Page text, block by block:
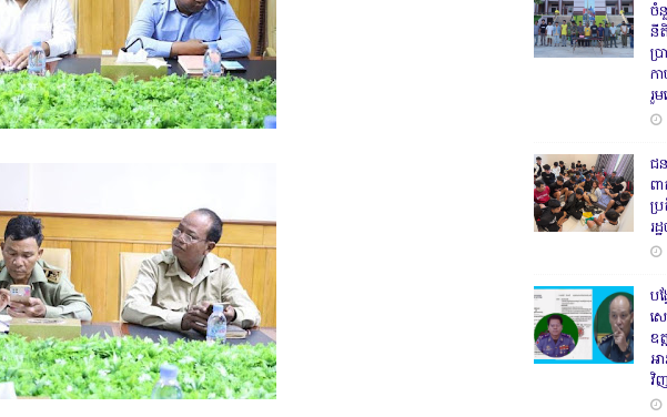
ចំ
នី
ប្
ក
រួ
ជ
ព
ប្
រ
ប
ស
ឧ
អ
វិ